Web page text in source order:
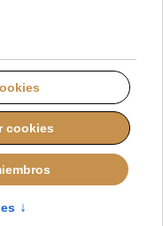
LEÓN XIV A ESPAÑA